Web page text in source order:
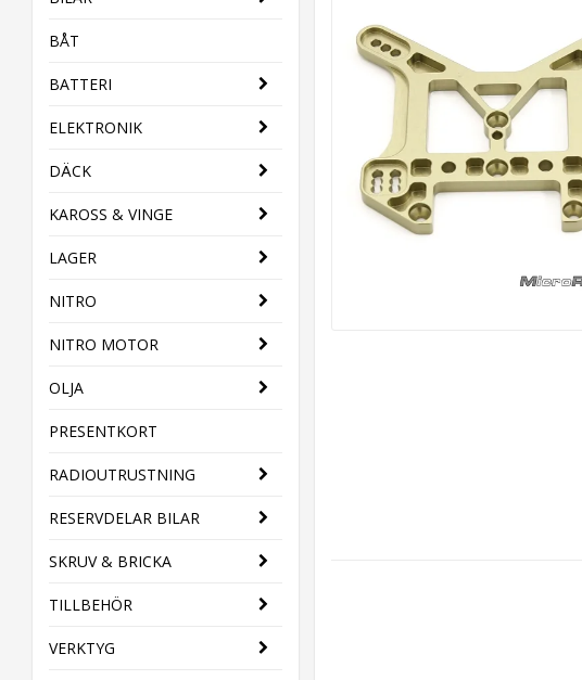
BÅT
BATTERI
ELEKTRONIK
DÄCK
KAROSS & VINGE
LAGER
NITRO
NITRO MOTOR
OLJA
PRESENTKORT
RADIOUTRUSTNING
RESERVDELAR BILAR
SKRUV & BRICKA
TILLBEHÖR
VERKTYG